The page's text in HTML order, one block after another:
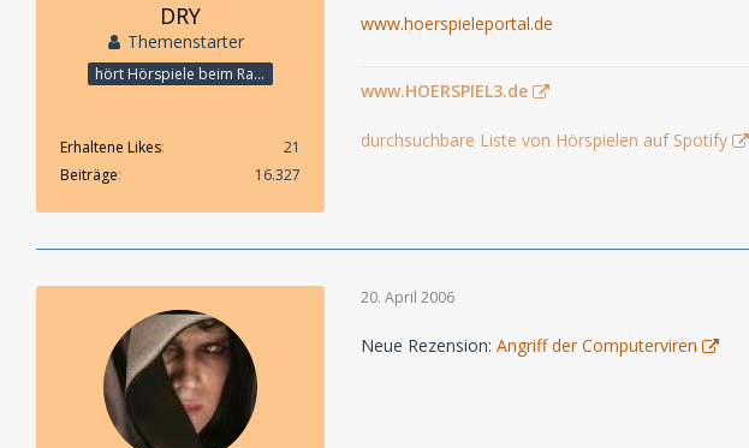
DRY
Themenstarter
hört Hörspiele beim Rasenmähen
Erhaltene Likes
21
Beiträge
16.327
www.hoerspieleportal.de
www.HOERSPIEL3.de
durchsuchbare Liste von Hörspielen auf Spotify
20. April 2006
Neue Rezension: Angriff der Computerviren